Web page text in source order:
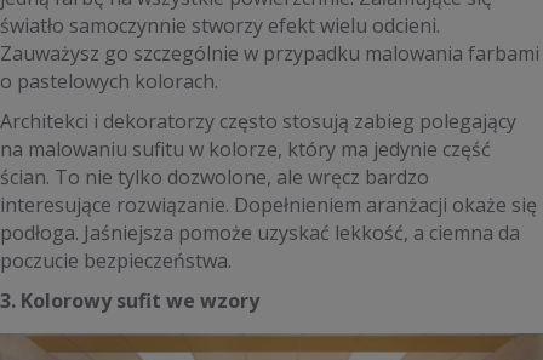
światło samoczynnie stworzy efekt wielu odcieni.
Zauważysz go szczególnie w przypadku malowania farbami
o pastelowych kolorach.
Architekci i dekoratorzy często stosują zabieg polegający
na malowaniu sufitu w kolorze, który ma jedynie część
ścian. To nie tylko dozwolone, ale wręcz bardzo
interesujące rozwiązanie. Dopełnieniem aranżacji okaże się
podłoga. Jaśniejsza pomoże uzyskać lekkość, a ciemna da
poczucie bezpieczeństwa.
3. Kolorowy sufit we wzory